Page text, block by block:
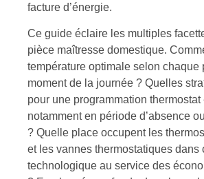
facture d’énergie.
Ce guide éclaire les multiples
pièce maîtresse domestique.
température optimale selon chaque
moment de la journée ? Quelles
pour une programmation thermostat
notamment en période d’absence
? Quelle place occupent les
et les vannes thermostatiques dans
technologique au service des